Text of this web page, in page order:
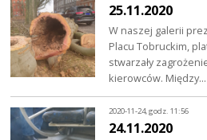
25.11.2020
W naszej galerii
Placu Tobruckim,
stwarzały
kierowców. Między…
2020-11-24, godz. 11:56
24.11.2020